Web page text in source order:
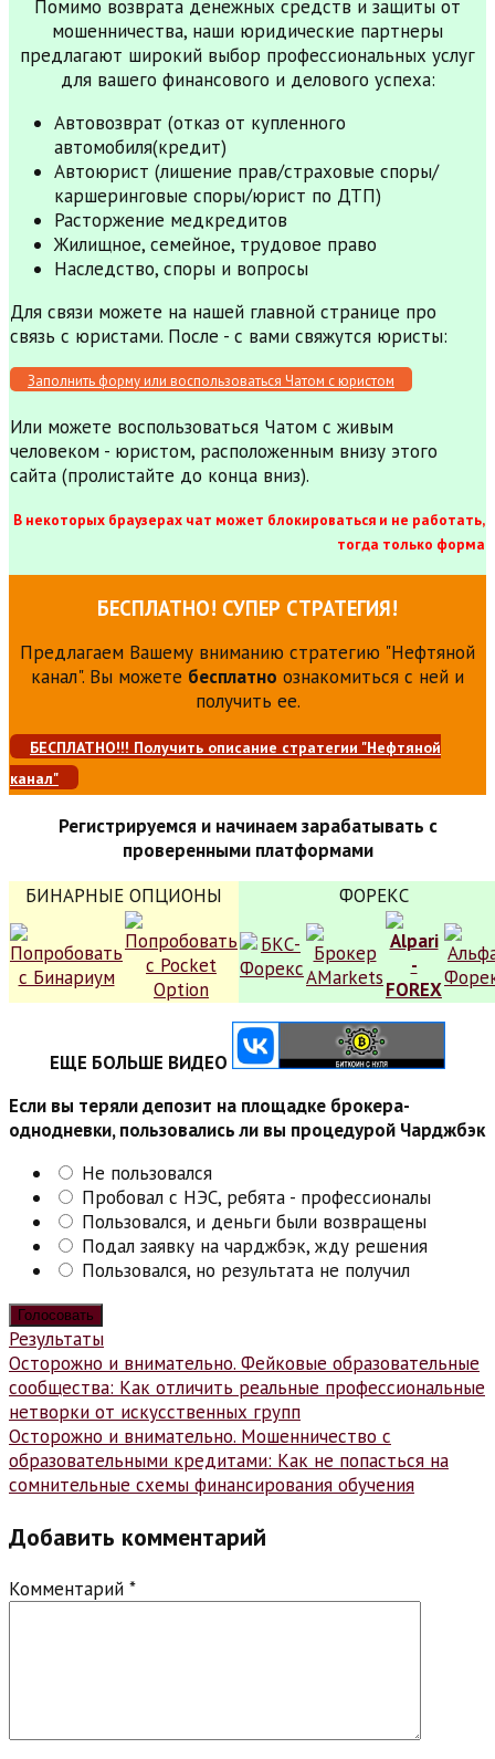
Помимо возврата денежных средств и защиты от
мошенничества, наши юридические партнеры
предлагают широкий выбор профессиональных услуг
для вашего финансового и делового успеха:
Автовозврат (отказ от купленного
автомобиля(кредит)
Автоюрист (лишение прав/страховые споры/
каршеринговые споры/юрист по ДТП)
Расторжение медкредитов
Жилищное, семейное, трудовое право
Наследство, споры и вопросы
Для связи можете на нашей главной странице про
связь с юристами. После - с вами свяжутся юристы:
Заполнить форму или воспользоваться Чатом с юристом
Или можете воспользоваться Чатом с живым
человеком - юристом, расположенным внизу этого
сайта (пролистайте до конца вниз).
В некоторых браузерах чат может блокироваться и не работать,
тогда только форма
БЕСПЛАТНО! СУПЕР СТРАТЕГИЯ!
Предлагаем Вашему вниманию стратегию "Нефтяной
канал". Вы можете бесплатно ознакомиться с ней и
получить ее.
БЕСПЛАТНО!!! Получить описание стратегии "Нефтяной
канал"
Регистрируемся и начинаем зарабатывать с
проверенными платформами
БИНАРНЫЕ ОПЦИОНЫ
ФОРЕКС
ЕЩЕ БОЛЬШЕ ВИДЕО
Если вы теряли депозит на площадке брокера-
однодневки, пользовались ли вы процедурой Чарджбэк
Не пользовался
Пробовал с НЭС, ребята - профессионалы
Пользовался, и деньги были возвращены
Подал заявку на чарджбэк, жду решения
Пользовался, но результата не получил
Результаты
Навигация
по
записям
Осторожно и внимательно. Фейковые образовательные
сообщества: Как отличить реальные профессиональные
нетворки от искусственных групп
Осторожно и внимательно. Мошенничество с
образовательными кредитами: Как не попасться на
сомнительные схемы финансирования обучения
Добавить комментарий
Комментарий *